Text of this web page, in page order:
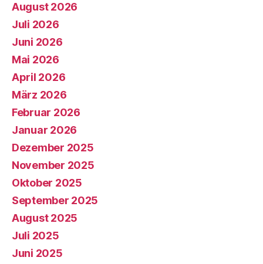
August 2026
Juli 2026
Juni 2026
Mai 2026
April 2026
März 2026
Februar 2026
Januar 2026
Dezember 2025
November 2025
Oktober 2025
September 2025
August 2025
Juli 2025
Juni 2025